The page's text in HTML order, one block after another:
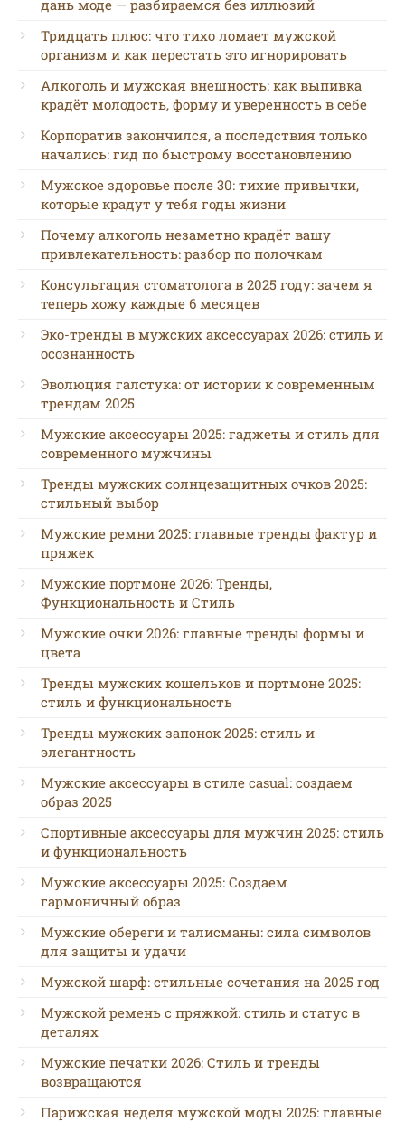
дань моде — разбираемся без иллюзий
Тридцать плюс: что тихо ломает мужской
организм и как перестать это игнорировать
Алкоголь и мужская внешность: как выпивка
крадёт молодость, форму и уверенность в себе
Корпоратив закончился, а последствия только
начались: гид по быстрому восстановлению
Мужское здоровье после 30: тихие привычки,
которые крадут у тебя годы жизни
Почему алкоголь незаметно крадёт вашу
привлекательность: разбор по полочкам
Консультация стоматолога в 2025 году: зачем я
теперь хожу каждые 6 месяцев
Эко-тренды в мужских аксессуарах 2026: стиль и
осознанность
Эволюция галстука: от истории к современным
трендам 2025
Мужские аксессуары 2025: гаджеты и стиль для
современного мужчины
Тренды мужских солнцезащитных очков 2025:
стильный выбор
Мужские ремни 2025: главные тренды фактур и
пряжек
Мужские портмоне 2026: Тренды,
Функциональность и Стиль
Мужские очки 2026: главные тренды формы и
цвета
Тренды мужских кошельков и портмоне 2025:
стиль и функциональность
Тренды мужских запонок 2025: стиль и
элегантность
Мужские аксессуары в стиле casual: создаем
образ 2025
Спортивные аксессуары для мужчин 2025: стиль
и функциональность
Мужские аксессуары 2025: Создаем
гармоничный образ
Мужские обереги и талисманы: сила символов
для защиты и удачи
Мужской шарф: стильные сочетания на 2025 год
Мужской ремень с пряжкой: стиль и статус в
деталях
Мужские печатки 2026: Стиль и тренды
возвращаются
Парижская неделя мужской моды 2025: главные